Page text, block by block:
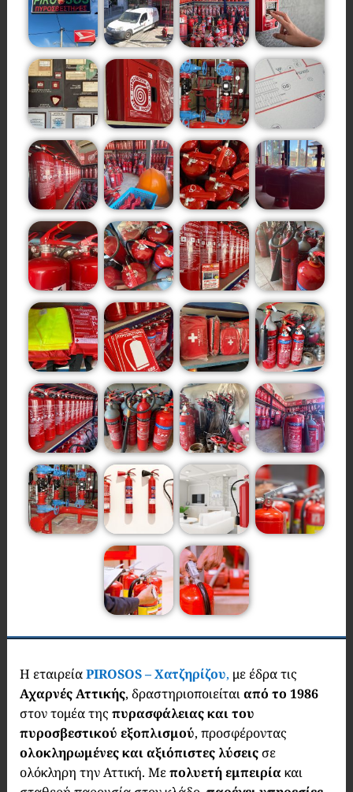
Η εταιρείαPIROSOS – Χατζηρίζου, με έδρα τις
Αχαρνές Αττικής, δραστηριοποιείταιαπό το 1986
στον τομέα της πυρασφάλειας και του
πυροσβεστικού εξοπλισμού, προσφέροντας
ολοκληρωμένες και αξιόπιστες λύσειςσε
ολόκληρη την Αττική. Μεπολυετή εμπειρίακαι